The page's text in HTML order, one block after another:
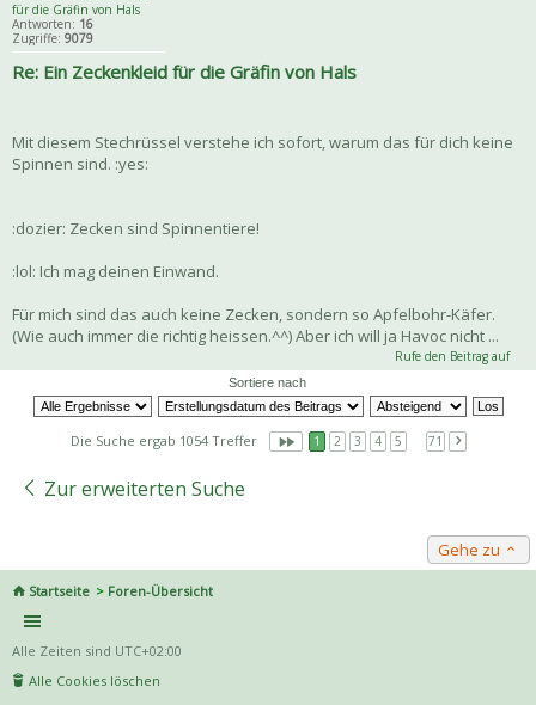
für die Gräfin von Hals
Antworten: 16
Zugriffe: 9079
Re: Ein Zeckenkleid für die Gräfin von Hals
Mit diesem Stechrüssel verstehe ich sofort, warum das für dich keine
Spinnen sind. :yes:
:dozier: Zecken sind Spinnentiere!
:lol: Ich mag deinen Einwand.
Für mich sind das auch keine Zecken, sondern so Apfelbohr-Käfer.
(Wie auch immer die richtig heissen.^^) Aber ich will ja Havoc nicht ...
Rufe den Beitrag auf
Sortiere nach
Die Suche ergab 1054 Treffer 1 2 3 4 5 71
Zur erweiterten Suche
Gehe zu
Startseite Foren-Übersicht
Alle Zeiten sind UTC+02:00
Alle Cookies löschen